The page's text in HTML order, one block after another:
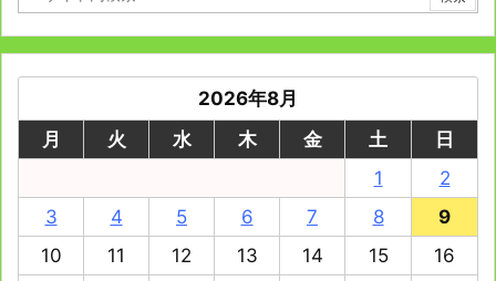
2026年8月
月
火 水 木 金 土
日
1
2
3
4 5 6 7 8
9
10
11 12 13 14 15
16